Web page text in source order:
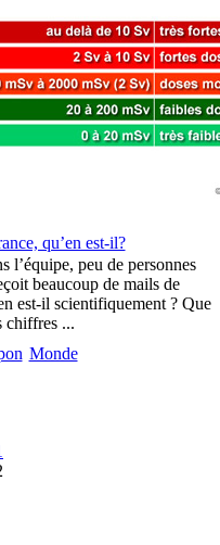
qu’en est-il?
l’équipe, peu de personnes
beaucoup de mails de
est-il scientifiquement ? Que
chiffres ...
Monde